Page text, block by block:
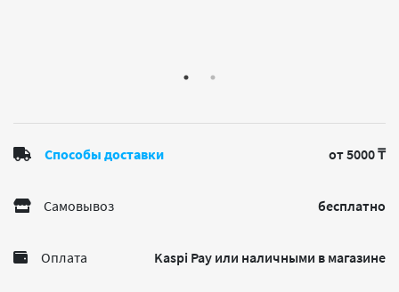
Способы доставки от 5000 ₸
Самовывоз бесплатно
Оплата Kaspi Pay или наличными в магазине